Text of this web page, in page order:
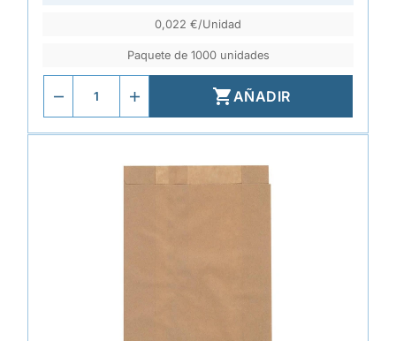
0,022 €/Unidad
Paquete de 1000 unidades
AÑADIR